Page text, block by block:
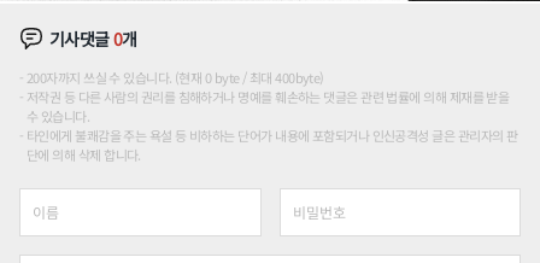
기사댓글0개
200자까지 쓰실 수 있습니다. (현재 0 byte / 최대 400byte)
저작권 등 다른 사람의 권리를 침해하거나 명예를 훼손하는 댓글은 관련 법률에 의해 제재를 받을
수 있습니다.
타인에게 불쾌감을 주는 욕설 등 비하하는 단어가 내용에 포함되거나 인신공격성 글은 관리자의 판
단에 의해 삭제 합니다.